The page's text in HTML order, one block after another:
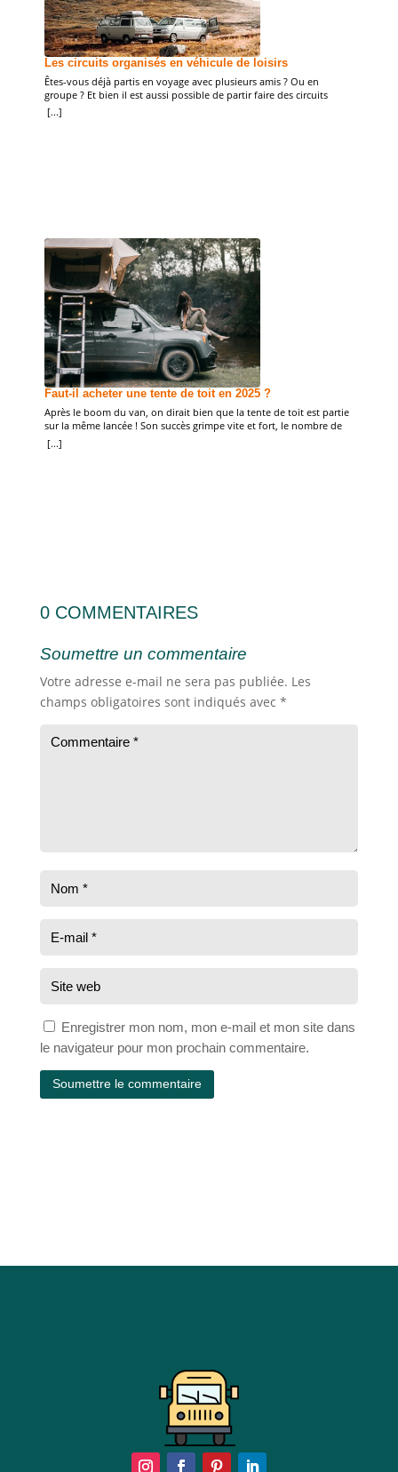
Les circuits organisés en véhicule de loisirs
Êtes-vous déjà partis en voyage avec plusieurs amis ? Ou en
groupe ? Et bien il est aussi possible de partir faire des circuits
organisés en véhicule de loisirs, qu’on soit en camping-car, van,
fourgon… Que vous partiez avec vos amis ou avec des inconnus
[...]
Faut-il acheter une tente de toit en 2025 ?
Après le boom du van, on dirait bien que la tente de toit est partie
sur la même lancée ! Son succès grimpe vite et fort, le nombre de
voyageurs conquis ne se compte plus sur les doigts d’une main.
Alors grande question : quand on veut voyager de façon nomade,
[...]
0 COMMENTAIRES
Soumettre un commentaire
Votre adresse e-mail ne sera pas publiée. Les
champs obligatoires sont indiqués avec *
Enregistrer mon nom, mon e-mail et mon site dans
le navigateur pour mon prochain commentaire.
Soumettre le commentaire